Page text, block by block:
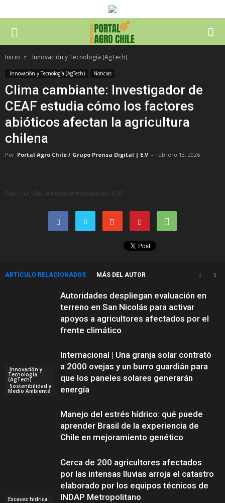
Inicio Innovación y Tecnología (AgTech)
Innovación y Tecnología (AgTech) Noticias
Clima cambiante: Investigador de
CEAF estudia cómo los factores
abióticos afectan la agricultura
chilena
Por Portal Agro Chile / Grupo Prensa Digital | E.V - febrero 13, 2026
Foto: Luis Villar, asistente de investigación CEAF
ARTÍCULO RELACIONADOS MÁS DEL AUTOR
Sostenibilidad y
Medio Ambiente
Autoridades despliegan evaluación en
terreno en San Nicolás para activar
apoyos a agricultores afectados por el
frente climático
Innovación y
Tecnología
(AgTech)
Internacional | Una granja solar contrató
a 2000 ovejas y un burro guardián para
que los paneles solares generarán
energía
Escasez hídrica
Manejo del estrés hídrico: qué puede
aprender Brasil de la experiencia de
Chile en mejoramiento genético
Cerca de 200 agricultores afectados
por las intensas lluvias arroja el catastro
elaborado por los equipos técnicos de
INDAP Metropolitano